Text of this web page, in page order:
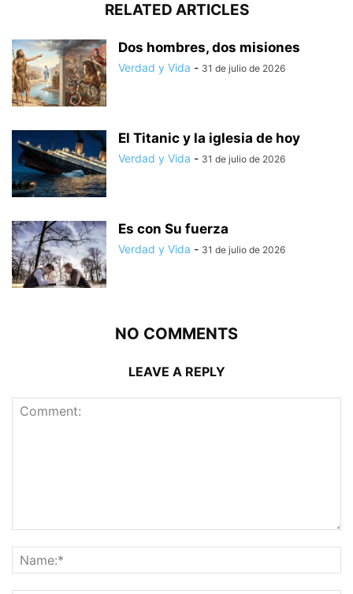
RELATED ARTICLES
Dos hombres, dos misiones
Verdad y Vida - 31 de julio de 2026
El Titanic y la iglesia de hoy
Verdad y Vida - 31 de julio de 2026
Es con Su fuerza
Verdad y Vida - 31 de julio de 2026
NO COMMENTS
LEAVE A REPLY